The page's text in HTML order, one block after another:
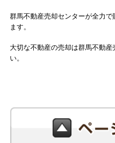
群馬不動産売却センターが全力
ます。
大切な不動産の売却は群馬不動
い。